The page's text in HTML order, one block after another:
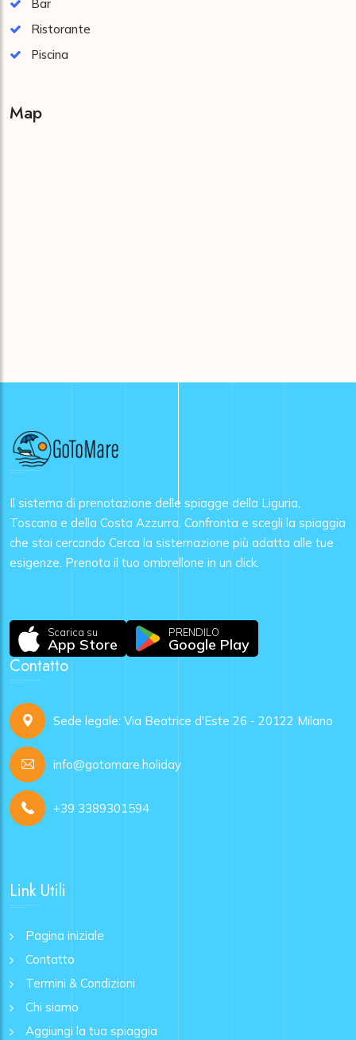
Bar
Ristorante
Piscina
Map
Il sistema di prenotazione delle spiagge della Liguria,
Toscana e della Costa Azzurra. Confronta e scegli la spiaggia
che stai cercando Cerca la sistemazione più adatta alle tue
esigenze. Prenota il tuo ombrellone in un click.
Scarica su
App Store
PRENDILO
Google Play
Contatto
Sede legale: Via Beatrice d'Este 26 - 20122 Milano
info@gotomare.holiday
+39 3389301594
Link Utili
Pagina iniziale
Contatto
Termini & Condizioni
Chi siamo
Aggiungi la tua spiaggia